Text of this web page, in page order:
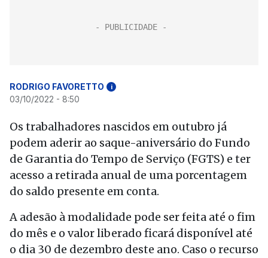
RODRIGO FAVORETTO i
03/10/2022 - 8:50
Os trabalhadores nascidos em outubro já
podem aderir ao saque-aniversário do Fundo
de Garantia do Tempo de Serviço (FGTS) e ter
acesso a retirada anual de uma porcentagem
do saldo presente em conta.
A adesão à modalidade pode ser feita até o fim
do mês e o valor liberado ficará disponível até
o dia 30 de dezembro deste ano. Caso o recurso